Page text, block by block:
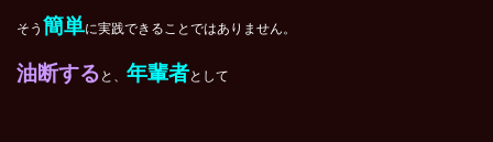
そう 簡単に実践できることではありません。
油断する と、 年輩者として